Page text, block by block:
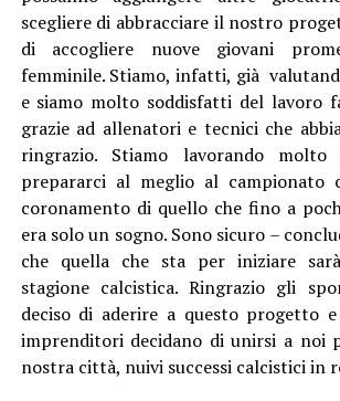
scegliere di abbracciare il nostro
di accogliere nuove giovani
femminile. Stiamo, infatti, già
e siamo molto soddisfatti del lavoro
grazie ad allenatori e tecnici che
ringrazio. Stiamo lavorando molto
prepararci al meglio al
coronamento di quello che fino a
era solo un sogno. Sono sicuro –
che quella che sta per iniziare
stagione calcistica. Ringrazio gli
deciso di aderire a questo progetto
imprenditori decidano di unirsi a noi
nostra città, nuivi successi calcistici in